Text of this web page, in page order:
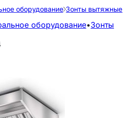
оборудование Зонты вытяжные
оборудование•Зонты